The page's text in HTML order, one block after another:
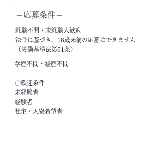
＝応募条件＝
経験不問・未経験大歓迎
法令に基づき、18歳未満の応募はできません
（労働基準法第61条）
学歴不問・経歴不問
〇歓迎条件
未経験者
経験者
社宅・入寮希望者